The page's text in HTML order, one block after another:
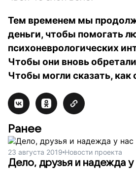
Тем временем мы
деньги, чтобы помогать
психоневрологических
Чтобы они вновь
Чтобы могли сказать, как
Ранее
23 августа 2019 Новости проекта
Дело, друзья и надежда у